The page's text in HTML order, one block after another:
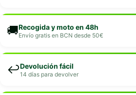
🚚Recogida y moto en 48h
Envío gratis en BCN desde 50€
↩️Devolución fácil
14 días para devolver